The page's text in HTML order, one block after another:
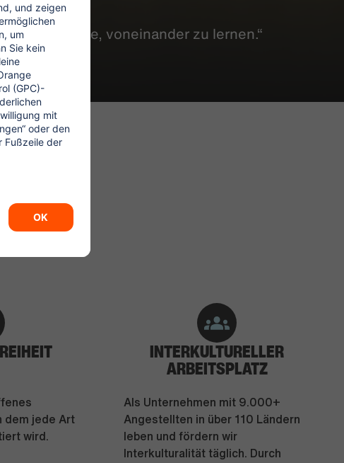
die Chance, voneinander zu lernen.“
dem jede Art
wird.
INTERKULTURELLER
ARBEITSPLATZ
Als Unternehmen mit 9.000+
Angestellten in über 110 Ländern
leben und fördern wir
Interkulturalität täglich. Durch